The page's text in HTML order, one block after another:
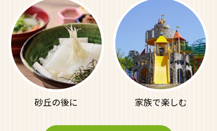
砂丘の後に 家族で楽しむ